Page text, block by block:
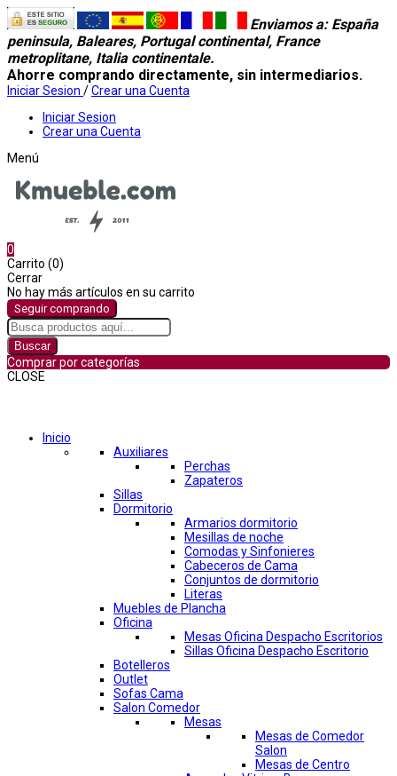
Enviamos a: España
peninsula, Baleares, Portugal continental, France
metroplitane, Italia continentale.
Ahorre comprando directamente, sin intermediarios.
Iniciar Sesion /Crear una Cuenta
Iniciar Sesion
Crear una Cuenta
Menú
0
Carrito (0)
Cerrar
No hay más artículos en su carrito
Seguir comprando
Buscar
Comprar por categorías
CLOSE
Inicio
Auxiliares
Perchas
Zapateros
Sillas
Dormitorio
Armarios dormitorio
Mesillas de noche
Comodas y Sinfonieres
Cabeceros de Cama
Conjuntos de dormitorio
Literas
Muebles de Plancha
Oficina
Mesas Oficina Despacho Escritorios
Sillas Oficina Despacho Escritorio
Botelleros
Outlet
Sofas Cama
Salon Comedor
Mesas
Mesas de Comedor
Salon
Mesas de Centro